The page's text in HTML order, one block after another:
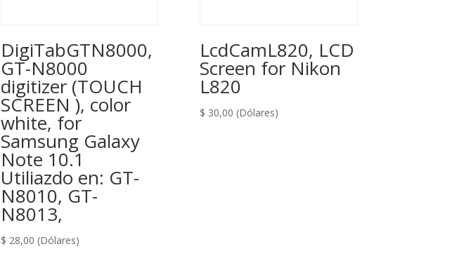
DigiTabGTN8000,
GT-N8000
digitizer (TOUCH
SCREEN ), color
white, for
Samsung Galaxy
Note 10.1
Utiliazdo en: GT-
N8010, GT-
N8013,
$ 28,00 (Dólares)
LcdCamL820, LCD
Screen for Nikon
L820
$ 30,00 (Dólares)